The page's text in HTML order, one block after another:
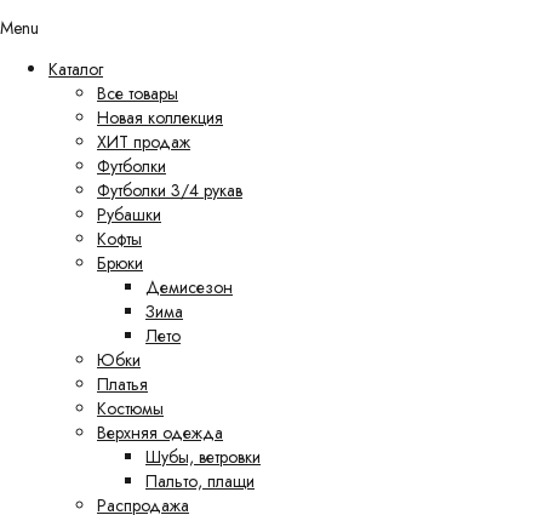
Menu
Каталог
Все товары
Новая коллекция
ХИТ продаж
Футболки
Футболки 3/4 рукав
Рубашки
Кофты
Брюки
Демисезон
Зима
Лето
Юбки
Платья
Костюмы
Верхняя одежда
Шубы, ветровки
Пальто, плащи
Распродажа